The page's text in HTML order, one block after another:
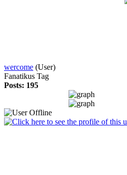
wercome (User)
Fanatikus Tag
Posts: 195